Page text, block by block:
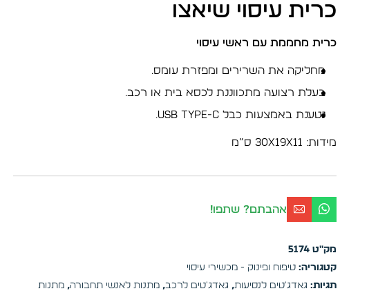
כרית עיסוי שיאצו
כרית מחממת עם ראשי עיסוי
מחליקה את השרירים ומפזרת עומס.
בעלת רצועה מתכווננת לכסא בית או רכב.
נטענת באמצעות כבל USB Type-C.
מידות: 30x19x11 ס”מ
אהבתם? שתפו!
מק"ט5174
קטגוריה:טיפוח ופינוק - מכשירי עיסוי
תגיות: גאדג'טים לנסיעות, גאדג'טים לרכב,מתנות לאנשי תחבורה,מתנות